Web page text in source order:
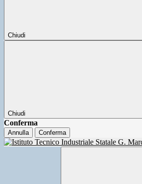
Chiudi
Chiudi
Conferma
Annulla Conferma